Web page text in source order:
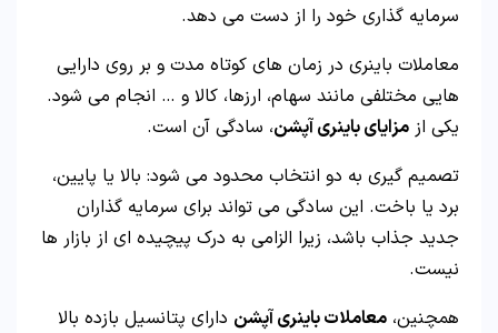
سرمایه گذاری خود را از دست می دهد.
معاملات باینری در زمان های کوتاه مدت و بر روی دارایی
هایی مختلفی مانند سهام، ارزها، کالا و … انجام می شود.
یکی از مزایای باینری آپشن، سادگی آن است.
تصمیم گیری به دو انتخاب محدود می شود: بالا یا پایین،
برد یا باخت. این سادگی می تواند برای سرمایه گذاران
جدید جذاب باشد، زیرا الزامی به درک پیچیده ای از بازار ها
نیست.
همچنین، معاملات باینری آپشن دارای پتانسیل بازده بالا